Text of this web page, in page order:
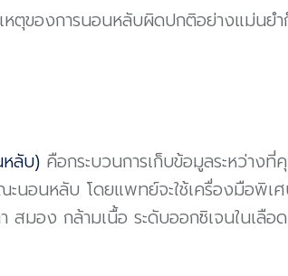
หตุของการนอนหลับผิดปกติอย่างแม่นย
ลับ)คือกระบวนการเก็บข้อมูลระหว่าง
นอนหลับ โดยแพทย์จะใช้เครื่องมือพิเ
สมอง กล้ามเนื้อ ระดับออกซิเจนในเลือ